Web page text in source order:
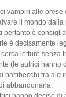
vampiri alle prese
il mondo dalla
pertanto è
è decisamente
letture senza
(le autrici hanno
battibecchi tra
abbandonarla.